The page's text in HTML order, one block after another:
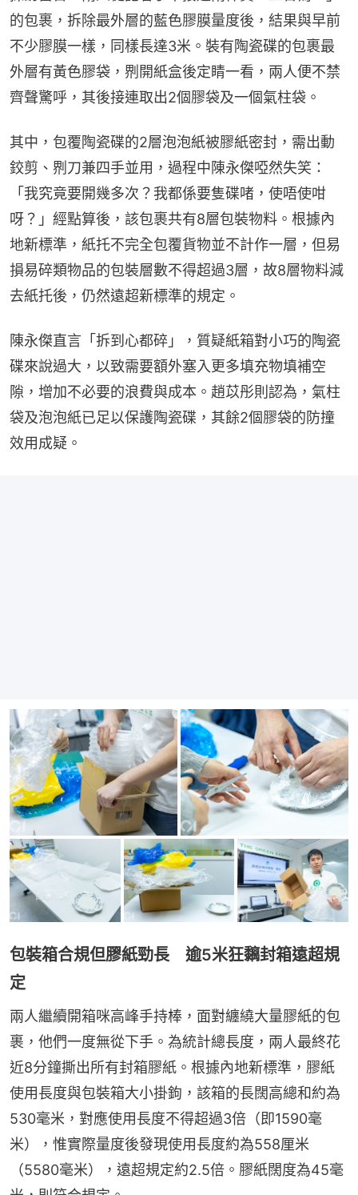
的包裹，拆除最外層的藍色膠膜量度後，結果與早前
不少膠膜一樣，同樣長達3米。裝有陶瓷碟的包裹最
外層有黃色膠袋，𠝹開紙盒後定睛一看，兩人便不禁
齊聲驚呼，其後接連取出2個膠袋及一個氣柱袋。
其中，包覆陶瓷碟的2層泡泡紙被膠紙密封，需出動
鉸剪、𠝹刀兼四手並用，過程中陳永傑啞然失笑：
「我究竟要開幾多次？我都係要隻碟啫，使唔使咁
呀？」經點算後，該包裹共有8層包裝物料。根據內
地新標準，紙托不完全包覆貨物並不計作一層，但易
損易碎類物品的包裝層數不得超過3層，故8層物料減
去紙托後，仍然遠超新標準的規定。
陳永傑直言「拆到心都碎」，質疑紙箱對小巧的陶瓷
碟來說過大，以致需要額外塞入更多填充物填補空
隙，增加不必要的浪費與成本。趙苡彤則認為，氣柱
袋及泡泡紙已足以保護陶瓷碟，其餘2個膠袋的防撞
效用成疑。
包裝箱合規但膠紙勁長 逾5米狂黐封箱遠超規
定
兩人繼續開箱咪高峰手持棒，面對纏繞大量膠紙的包
裹，他們一度無從下手。為統計總長度，兩人最終花
近8分鐘撕出所有封箱膠紙。根據內地新標準，膠紙
使用長度與包裝箱大小掛鉤，該箱的長闊高總和約為
530毫米，對應使用長度不得超過3倍（即1590毫
米），惟實際量度後發現使用長度約為558厘米
（5580毫米），遠超規定約2.5倍。膠紙闊度為45毫